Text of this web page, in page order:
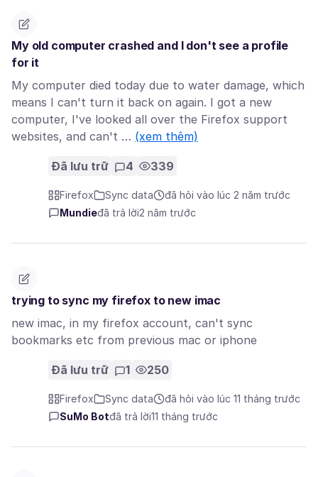
My old computer crashed and I don't see a profile
for it
My computer died today due to water damage, which
means I can't turn it back on again. I got a new
computer, I've looked all over the Firefox support
websites, and can't … (xem thêm)
Đã lưu trữ 4 339
Firefox Sync data
đã hỏi vào lúc 2 năm trước
Mundieđã trả lời2 năm trước
trying to sync my firefox to new imac
new imac, in my firefox account, can't sync
bookmarks etc from previous mac or iphone
Đã lưu trữ 1 250
Firefox Sync data
đã hỏi vào lúc 11 tháng trước
SuMo Botđã trả lời11 tháng trước